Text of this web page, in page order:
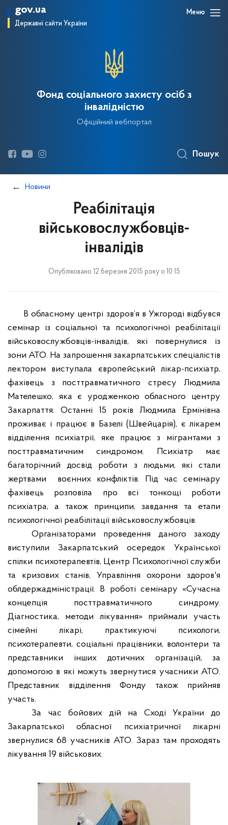
gov.ua
Державні сайти України
Меню
Фонд соціального захисту осіб з
інвалідністю
Офіційний вебпортал
Пошук
Новини
Реабілітація
військовослужбовців-
інвалідів
Опубліковано 12 березня 2015 року о 10:15
В обласному центрі здоров’я в Ужгороді відбувся
семінар із соціальної та психологічної реабілітації
військовослужбовців-інвалідів, які повернулися із
зони АТО. На запрошення закарпатських спеціалістів
лектором виступала європейський лікар-психіатр,
фахівець з посттравматичного стресу Людмила
Мателешко, яка є уродженкою обласного центру
Закарпаття. Останні 15 років Людмила Ермінівна
проживає і працює в Базелі (Швейцарія), є лікарем
відділення психіатрії, яке працює з мігрантами з
посттравматичним синдромом. Психіатр має
багаторічний досвід роботи з людьми, які стали
жертвами
воєнних конфліктів.
Під час семінару
фахівець розповіла про всі тонкощі роботи
психіатра, а також принципи, завдання та етапи
психологічної реабілітації військовослужбовців.
Організаторами проведення даного заходу
виступили Закарпатський осередок Української
спілки психотерапевтів, Центр Психологічної служби
та кризових станів, Управління охорони здоров'я
облдержадміністрації. В роботі семінару «Сучасна
концепція посттравматичного синдрому.
Діагностика, методи лікування» приймали участь
сімейні лікарі, практикуючі психологи,
психотерапевти, соціальні працівники, волонтери та
представники інших дотичних організацій, за
допомогою в які можуть звернутися учасники АТО.
Представник відділення Фонду також прийняв
участь.
За час бойових дій на Сході України до
Закарпатської обласної психіатричної лікарні
звернулися 68 учасників АТО. Зараз там проходять
лікування 19 військових.